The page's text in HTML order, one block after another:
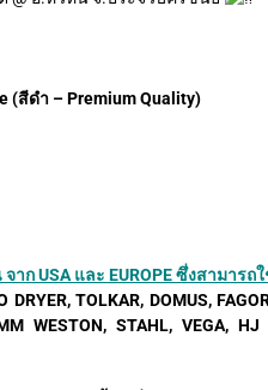
(สีดำ – Premium Quality)
ก USA และ EUROPE ซึ่งสามาร
TOLKAR, DOMUS,
WESTON, STAHL, VEGA,